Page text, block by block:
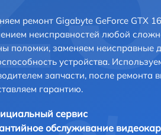
ремонт Gigabyte GeForce GTX
неисправностей любой
поломки, заменяем неисправные
устройства.
запчасти, после ремонта
гарантию.
сервис
обслуживание